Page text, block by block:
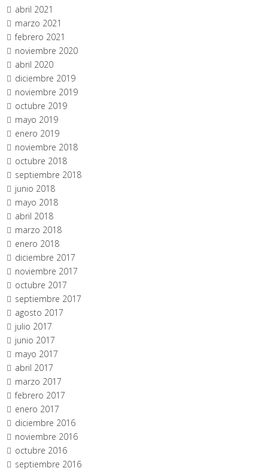
abril 2021
marzo 2021
febrero 2021
noviembre 2020
abril 2020
diciembre 2019
noviembre 2019
octubre 2019
mayo 2019
enero 2019
noviembre 2018
octubre 2018
septiembre 2018
junio 2018
mayo 2018
abril 2018
marzo 2018
enero 2018
diciembre 2017
noviembre 2017
octubre 2017
septiembre 2017
agosto 2017
julio 2017
junio 2017
mayo 2017
abril 2017
marzo 2017
febrero 2017
enero 2017
diciembre 2016
noviembre 2016
octubre 2016
septiembre 2016